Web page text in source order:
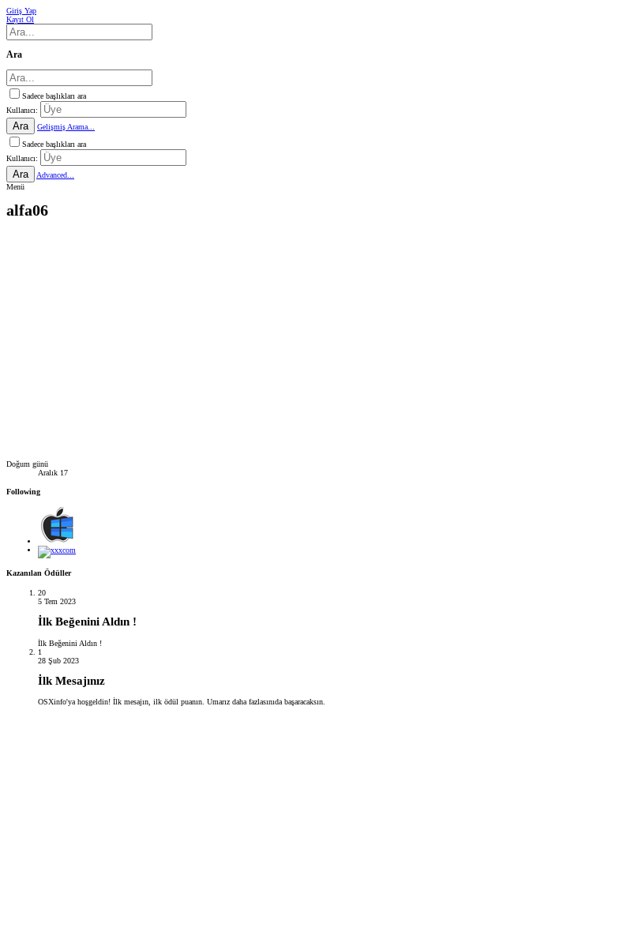
Giriş Yap
Kayıt Ol
Ara
Sadece başlıkları ara
Kullanıcı:
Ara
Gelişmiş Arama...
Sadece başlıkları ara
Kullanıcı:
Ara
Advanced...
Menü
alfa06
Doğum günü
Aralık 17
Following
Kazanılan Ödüller
20
5 Tem 2023
İlk Beğenini Aldın !
İlk Beğenini Aldın !
1
28 Şub 2023
İlk Mesajınız
OSXinfo'ya hoşgeldin! İlk mesajın, ilk ödül puanın. Umarız daha fazlasınıda başaracaksın.